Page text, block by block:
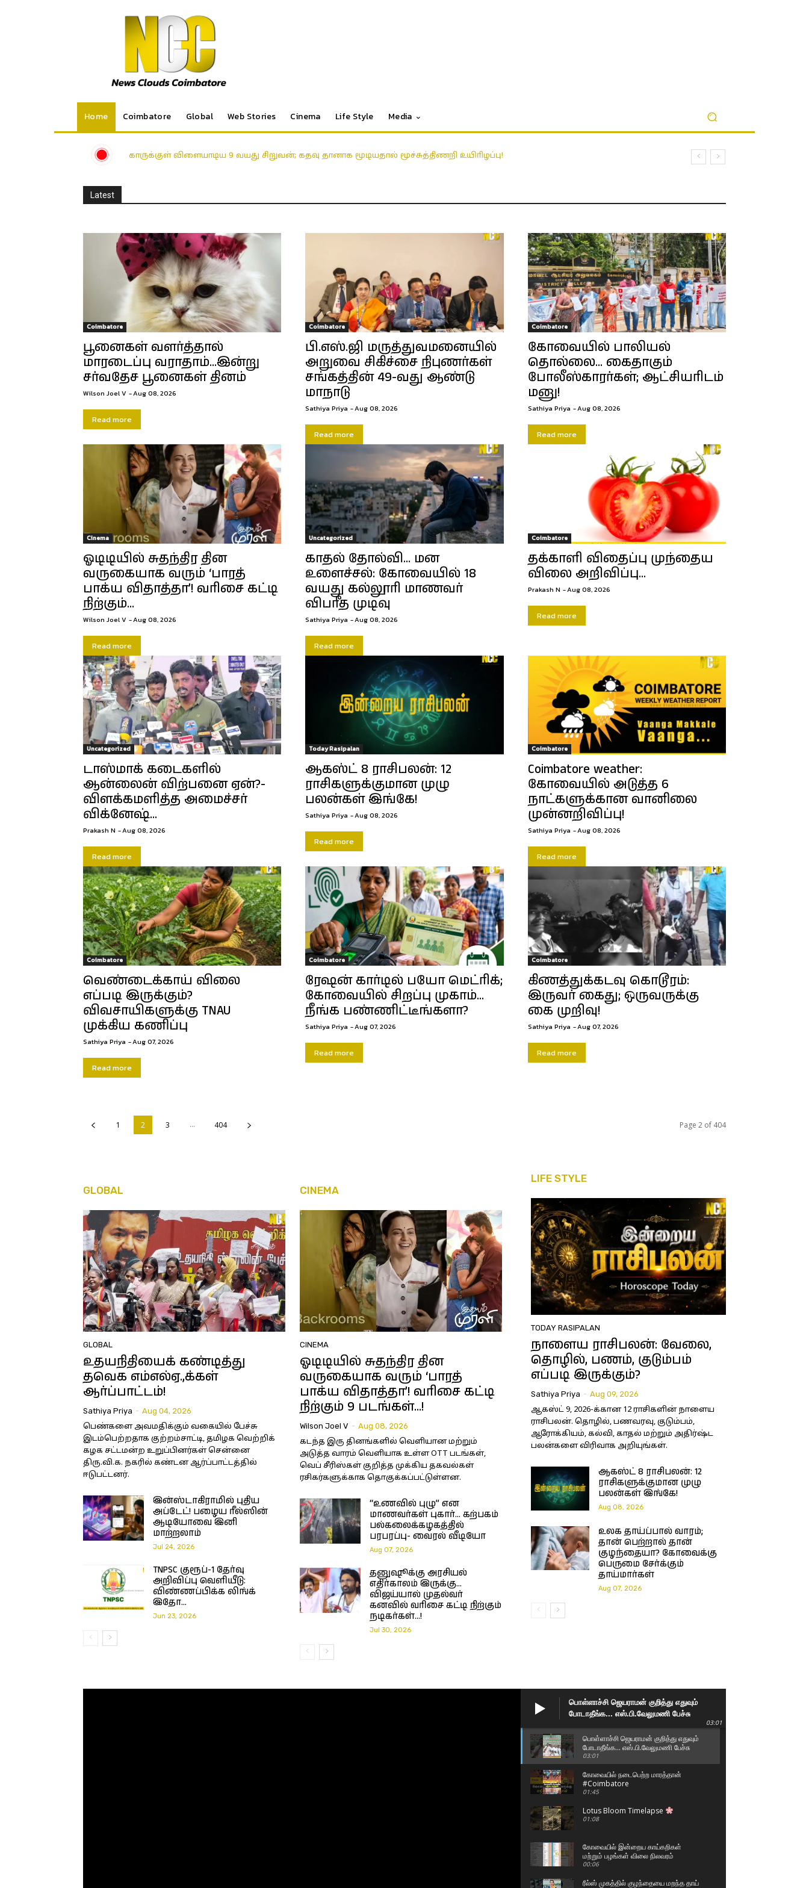
Home Coimbatore Global Web Stories Cinema Life Style Media
காருக்குள் விளையாடிய 9 வயது சிறுவன்; கதவு தானாக மூடியதால் மூச்சுத்திணறி உயிரிழப்பு!
Latest
Coimbatore
பூனைகள் வளர்த்தால்
மாரடைப்பு வராதாம்…இன்று
சர்வதேச பூனைகள் தினம்
Wilson Joel V -Aug 08, 2026
Read more
Coimbatore
பி.எஸ்.ஜி மருத்துவமனையில்
அறுவை சிகிச்சை நிபுணர்கள்
சங்கத்தின் 49-வது ஆண்டு
மாநாடு
Sathiya Priya -Aug 08, 2026
Read more
Coimbatore
கோவையில் பாலியல்
தொல்லை… கைதாகும்
போலீஸ்காரர்கள்; ஆட்சியரிடம்
மனு!
Sathiya Priya -Aug 08, 2026
Read more
Cinema
ஓடிடியில் சுதந்திர தின
வருகையாக வரும் ‘பாரத்
பாக்ய விதாத்தா’! வரிசை கட்டி
நிற்கும்...
Wilson Joel V -Aug 08, 2026
Read more
Uncategorized
காதல் தோல்வி… மன
உளைச்சல்: கோவையில் 18
வயது கல்லூரி மாணவர்
விபரீத முடிவு
Sathiya Priya -Aug 08, 2026
Read more
Coimbatore
தக்காளி விதைப்பு முந்தைய
விலை அறிவிப்பு…
Prakash N -Aug 08, 2026
Read more
Uncategorized
டாஸ்மாக் கடைகளில்
ஆன்லைன் விற்பனை ஏன்?-
விளக்கமளித்த அமைச்சர்
விக்னேஷ்…
Prakash N -Aug 08, 2026
Read more
Today Rasipalan
ஆகஸ்ட் 8 ராசிபலன்: 12
ராசிகளுக்குமான முழு
பலன்கள் இங்கே!
Sathiya Priya -Aug 08, 2026
Read more
Coimbatore
Coimbatore weather:
கோவையில் அடுத்த 6
நாட்களுக்கான வானிலை
முன்னறிவிப்பு!
Sathiya Priya -Aug 08, 2026
Read more
Coimbatore
வெண்டைக்காய் விலை
எப்படி இருக்கும்?
விவசாயிகளுக்கு TNAU
முக்கிய கணிப்பு
Sathiya Priya -Aug 07, 2026
Read more
Coimbatore
ரேஷன் கார்டில் பயோ மெட்ரிக்;
கோவையில் சிறப்பு முகாம்…
நீங்க பண்ணிட்டீங்களா?
Sathiya Priya -Aug 07, 2026
Read more
Coimbatore
கிணத்துக்கடவு கொடூரம்:
இருவர் கைது; ஒருவருக்கு
கை முறிவு!
Sathiya Priya -Aug 07, 2026
Read more
1 2 3 ... 404 Page 2 of 404
GLOBAL
GLOBAL
உதயநிதியைக் கண்டித்து
தவெக எம்எல்ஏ.,க்கள்
ஆர்ப்பாட்டம்!
Sathiya Priya - Aug 04, 2026
பெண்களை அவமதிக்கும் வகையில் பேச்சு
இடம்பெற்றதாக குற்றம்சாட்டி, தமிழக வெற்றிக்
கழக சட்டமன்ற உறுப்பினர்கள் சென்னை
திரு.வி.க. நகரில் கண்டன ஆர்ப்பாட்டத்தில்
ஈடுபட்டனர்.
இன்ஸ்டாகிராமில் புதிய
அப்டேட்! பழைய ரீல்ஸின்
ஆடியோவை இனி
மாற்றலாம்
Jul 24, 2026
TNPSC குரூப்-1 தேர்வு
அறிவிப்பு வெளியீடு:
விண்ணப்பிக்க லிங்க்
இதோ…
Jun 23, 2026
CINEMA
CINEMA
ஓடிடியில் சுதந்திர தின
வருகையாக வரும் ‘பாரத்
பாக்ய விதாத்தா’! வரிசை கட்டி
நிற்கும் 9 படங்கள்…!
Wilson Joel V - Aug 08, 2026
கடந்த இரு தினங்களில் வெளியான மற்றும்
அடுத்த வாரம் வெளியாக உள்ள OTT படங்கள்,
வெப் சீரிஸ்கள் குறித்த முக்கிய தகவல்கள்
ரசிகர்களுக்காக தொகுக்கப்பட்டுள்ளன.
“உணவில் புழு” என
மாணவர்கள் புகார்… கற்பகம்
பல்கலைக்கழகத்தில்
பரபரப்பு- வைரல் வீடியோ
Aug 07, 2026
தனுஷூக்கு அரசியல்
எதிர்காலம் இருக்கு…
விஜய்யால் முதல்வர்
கனவில் வரிசை கட்டி நிற்கும்
நடிகர்கள்…!
Jul 30, 2026
LIFE STYLE
TODAY RASIPALAN
நாளைய ராசிபலன்: வேலை,
தொழில், பணம், குடும்பம்
எப்படி இருக்கும்?
Sathiya Priya - Aug 09, 2026
ஆகஸ்ட் 9, 2026-க்கான 12 ராசிகளின் நாளைய
ராசிபலன். தொழில், பணவரவு, குடும்பம்,
ஆரோக்கியம், கல்வி, காதல் மற்றும் அதிர்ஷ்ட
பலன்களை விரிவாக அறியுங்கள்.
ஆகஸ்ட் 8 ராசிபலன்: 12
ராசிகளுக்குமான முழு
பலன்கள் இங்கே!
Aug 08, 2026
உலக தாய்ப்பால் வாரம்;
தான் பெற்றால் தான்
குழந்தையா? கோவைக்கு
பெருமை சேர்க்கும்
தாய்மார்கள்
Aug 07, 2026
பொள்ளாச்சி ஜெயராமன் குறித்து எதுவும்
போடாதீங்க... எஸ்.பி.வேலுமணி பேச்சு
03:01
பொள்ளாச்சி ஜெயராமன் குறித்து எதுவும்
போடாதீங்க... எஸ்.பி.வேலுமணி பேச்சு
03:01
கோவையில் நடைபெற்ற மாரத்தான்
#Coimbatore
01:45
Lotus Bloom Timelapse
01:08
கோவையில் இன்றைய காய்கறிகள்
மற்றும் பழங்கள் விலை நிலவரம்
00:06
ரீல்ஸ் முகத்தில் குழந்தையை மறந்த தாய்